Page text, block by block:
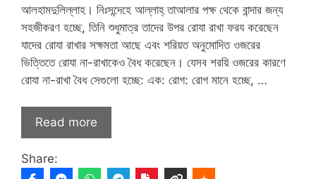
আলহামদুলিল্লাহ। নিঃসন্দেহে আল্লাহ্‌ তাআলার পক্ষ থেকে বান্দার জন্য
সহজীকরণ হচ্ছে, তিনি শুধুমাত্র তাদের উপর রোযা রাখা ফরয করেছেন
যাদের রোযা রাখার সক্ষমতা আছে এবং শরিয়ত অনুমোদিত ওজরের
ভিত্তিতে রোযা না-রাখাকেও বৈধ করেছেন। যেসব শরয়ি ওজরের কারণে
রোযা না-রাখা বৈধ সেগুলো হচ্ছে: এক: রোগ: রোগ মানে হচ্ছে, …
Read more
Share: